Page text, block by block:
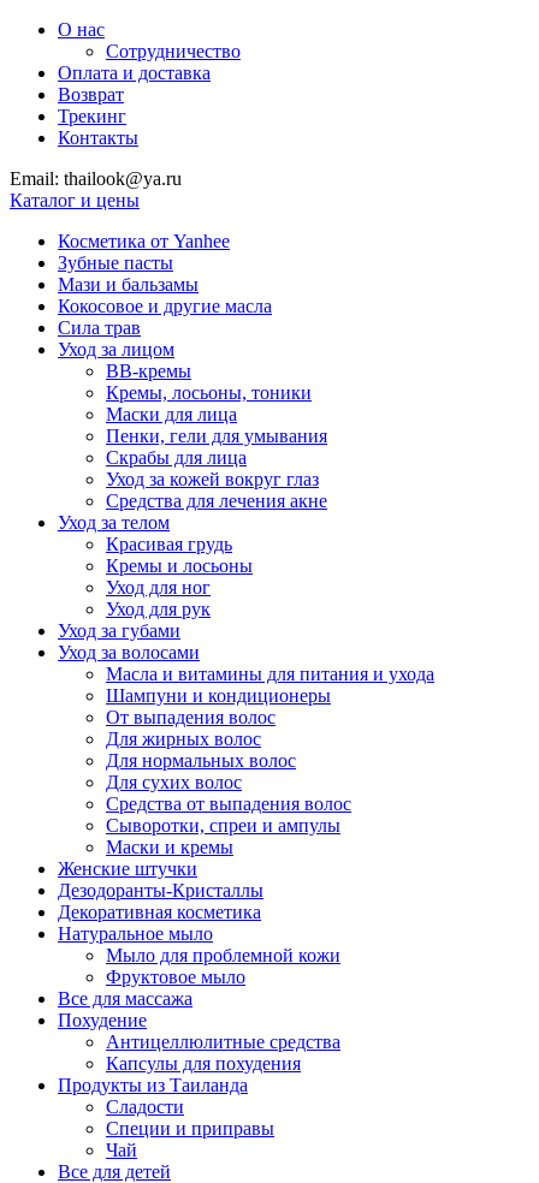
О нас
Сотрудничество
Оплата и доставка
Возврат
Трекинг
Контакты
Email: thailook@ya.ru
Каталог и цены
Косметика от Yanhee
Зубные пасты
Мази и бальзамы
Кокосовое и другие масла
Сила трав
Уход за лицом
BB-кремы
Кремы, лосьоны, тоники
Маски для лица
Пенки, гели для умывания
Скрабы для лица
Уход за кожей вокруг глаз
Средства для лечения акне
Уход за телом
Красивая грудь
Кремы и лосьоны
Уход для ног
Уход для рук
Уход за губами
Уход за волосами
Масла и витамины для питания и ухода
Шампуни и кондиционеры
От выпадения волос
Для жирных волос
Для нормальных волос
Для сухих волос
Средства от выпадения волос
Сыворотки, спреи и ампулы
Маски и кремы
Женские штучки
Дезодоранты-Кристаллы
Декоративная косметика
Натуральное мыло
Мыло для проблемной кожи
Фруктовое мыло
Все для массажа
Похудение
Антицеллюлитные средства
Капсулы для похудения
Продукты из Таиланда
Сладости
Специи и приправы
Чай
Все для детей